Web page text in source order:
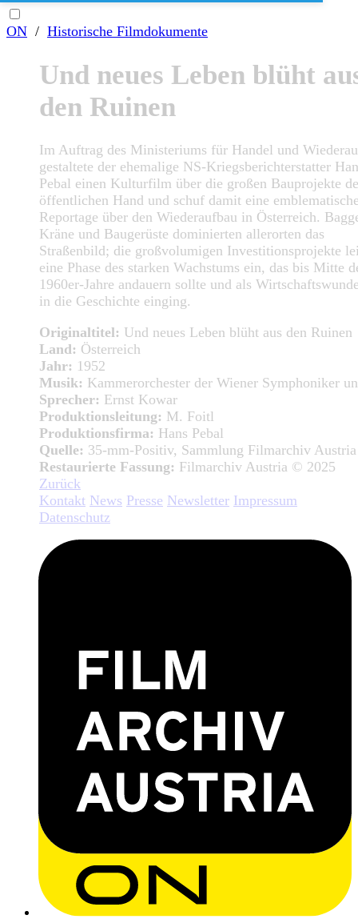
ON / Historische Filmdokumente
Und neues Leben blüht
den Ruinen
Im Auftrag des Ministeriums für Handel und
gestaltete der ehemalige NS-Kriegsberichterstatter
Pebal einen Kulturfilm über die großen Bauprojekte
öffentlichen Hand und schuf damit eine
Reportage über den Wiederaufbau in Österreich.
Kräne und Baugerüste dominierten allerorten das
Straßenbild; die großvolumigen Investitionsprojekte
eine Phase des starken Wachstums ein, das bis Mitte
1960er-Jahre andauern sollte und als
in die Geschichte einging.
Originaltitel: Und neues Leben blüht aus den Ruinen
Land: Österreich
Jahr: 1952
Musik: Kammerorchester der Wiener Symphoniker
Sprecher: Ernst Kowar
Produktionsleitung: M. Foitl
Produktionsfirma: Hans Pebal
Quelle: 35-mm-Positiv, Sammlung Filmarchiv Austria
Restaurierte Fassung: Filmarchiv Austria © 2025
Zurück
Kontakt News Presse Newsletter Impressum
Datenschutz